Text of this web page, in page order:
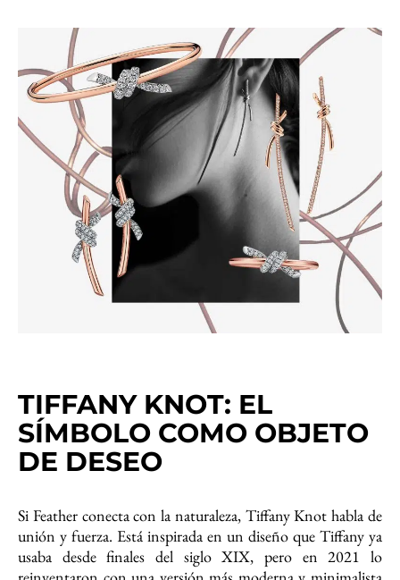
TIFFANY KNOT: EL
SÍMBOLO COMO OBJETO
DE DESEO
Si Feather conecta con la naturaleza, Tiffany Knot habla de
unión y fuerza. Está inspirada en un diseño que Tiffany ya
usaba desde finales del siglo XIX, pero en 2021 lo